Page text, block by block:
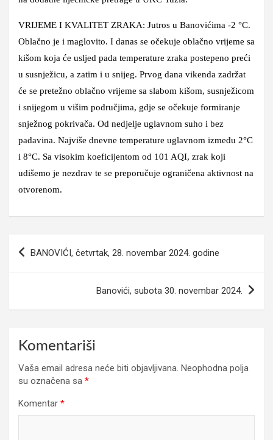
VRIJEME I KVALITET ZRAKA: Jutros u Banovićima -2 °C.
Oblačno je i maglovito. I danas se očekuje oblačno vrijeme sa
kišom koja će usljed pada temperature zraka postepeno preći
u susnježicu, a zatim i u snijeg. Prvog dana vikenda zadržat
će se pretežno oblačno vrijeme sa slabom kišom, susnježicom
i snijegom u višim područjima, gdje se očekuje formiranje
snježnog pokrivača. Od nedjelje uglavnom suho i bez
padavina. Najviše dnevne temperature uglavnom između 2°C
i 8°C. Sa visokim koeficijentom od 101 AQI, zrak koji
udišemo je nezdrav te se preporučuje ograničena aktivnost na
otvorenom.
BANOVIĆI, četvrtak, 28. novembar 2024. godine
Banovići, subota 30. novembar 2024.
Komentariši
Vaša email adresa neće biti objavljivana. Neophodna polja
su označena sa *
Komentar *